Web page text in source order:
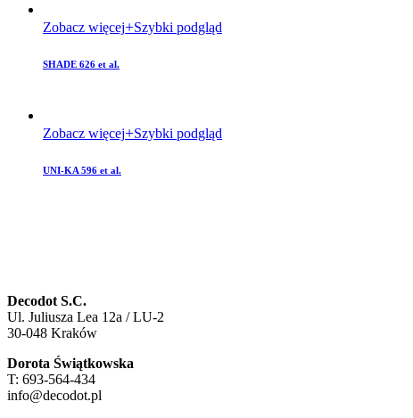
Zobacz więcej Szybki podgląd
SHADE 626 et al.
Zobacz więcej Szybki podgląd
UNI-KA 596 et al.
Decodot S.C.
Ul. Juliusza Lea 12a / LU-2
30-048 Kraków
Dorota Świątkowska
T: 693-564-434
info@decodot.pl